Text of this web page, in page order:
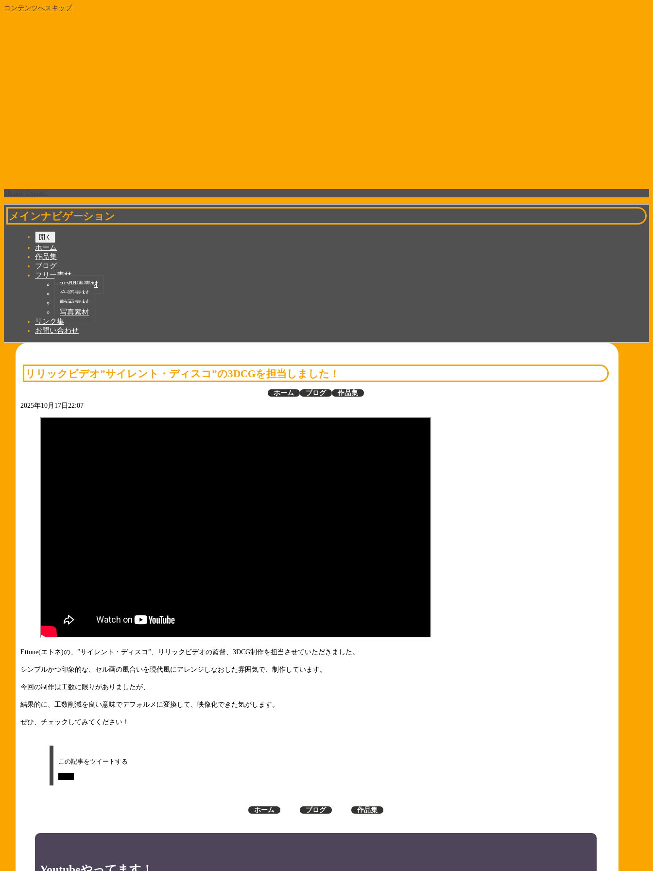
コンテンツへスキップ
メインナビゲーション
開く
ホーム
作品集
ブログ
フリー素材
3D関連素材
音源素材
動画素材
写真素材
リンク集
お問い合わせ
リリックビデオ”サイレント・ディスコ”の3DCGを担当しました！
ホーム ブログ
作品集
2025年10月17日22:07
Ettone(エトネ)の、”サイレント・ディスコ”、リリックビデオの監督、3DCG制作を担当させていただきました。
シンプルかつ印象的な、セル画の風合いを現代風にアレンジしなおした雰囲気で、制作しています。
今回の制作は工数に限りがありましたが、
結果的に、工数削減を良い意味でデフォルメに変換して、映像化できた気がします。
ぜひ、チェックしてみてください！
この記事をツイートする
ホーム ブログ 作品集